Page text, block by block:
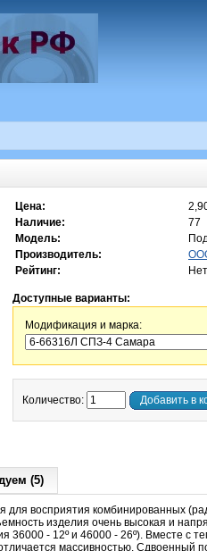
Цена:
Наличие:
77
Модель:
Производитель:
Рейтинг:
Доступные варианты:
Модификация и марка:
Количество: Добавить в
(5)
восприятия комбинированных
изделия очень высокая и
36000 - 12º и 46000 - 26º). Вместе с
массивностью. Сдвоенный